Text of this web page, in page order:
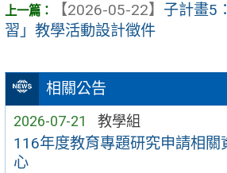
相關公告
2026-07-21 教學組
116年度教育專題研究申請相關
心
【2026-05-22】 子計畫5
習」教學活動設計徵件